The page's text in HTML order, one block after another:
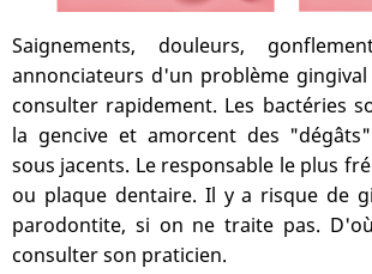
Saignements, douleurs,
annonciateurs d'un problème
consulter rapidement. Les bactéries
la gencive et amorcent des
sous jacents. Le responsable le plus
ou plaque dentaire. Il y a risque de
parodontite, si on ne traite pas.
consulter son praticien.